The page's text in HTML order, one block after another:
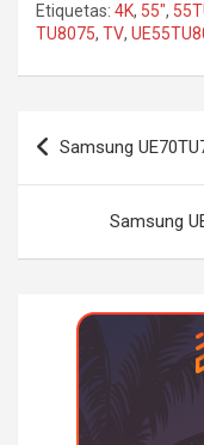
Etiquetas: 4K, 55",
TU8075, TV,
Navegación
de
entradas
Samsung
Samsung